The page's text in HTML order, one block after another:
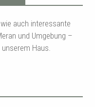
auch interessante
und Umgebung –
Haus.